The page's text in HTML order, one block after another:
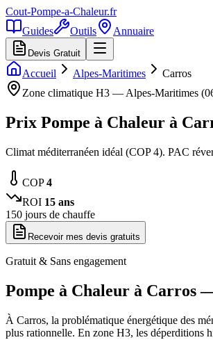
Cout-Pompe-a-Chaleur.fr
Guides
Outils Annuaire
Devis Gratuit
Accueil Alpes-Maritimes
Carros
Zone climatique H3 — Alpes-Maritimes (
Prix Pompe à Chaleur à
Climat méditerranéen idéal (COP 4). PAC
COP4
ROI 15 ans
150 jours de chauffe
Recevoir mes devis gratuits
Gratuit & Sans engagement
Pompe à Chaleur à Carros
À Carros, la problématique énergétique des
plus rationnelle. En zone H3, les déperditions